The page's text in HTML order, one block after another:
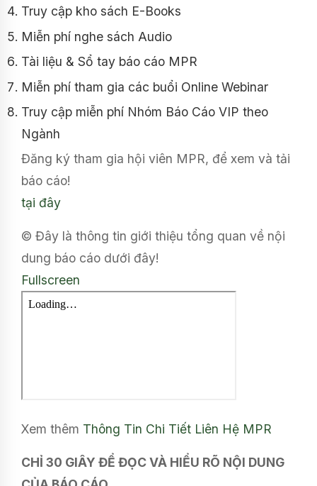
Truy cập kho sách E-Books
Miễn phí nghe sách Audio
Tài liệu & Sổ tay báo cáo MPR
Miễn phí tham gia các buổi Online Webinar
Truy cập miễn phí Nhóm Báo Cáo VIP theo
Ngành
Đăng ký tham gia hội viên MPR, để xem và tải
báo cáo!
tại đây
© Đây là thông tin giới thiệu tổng quan về nội
dung báo cáo dưới đây!
Fullscreen
Xem thêm Thông Tin Chi Tiết Liên Hệ MPR
CHỈ 30 GIÂY ĐỂ ĐỌC VÀ HIỂU RÕ NỘI DUNG